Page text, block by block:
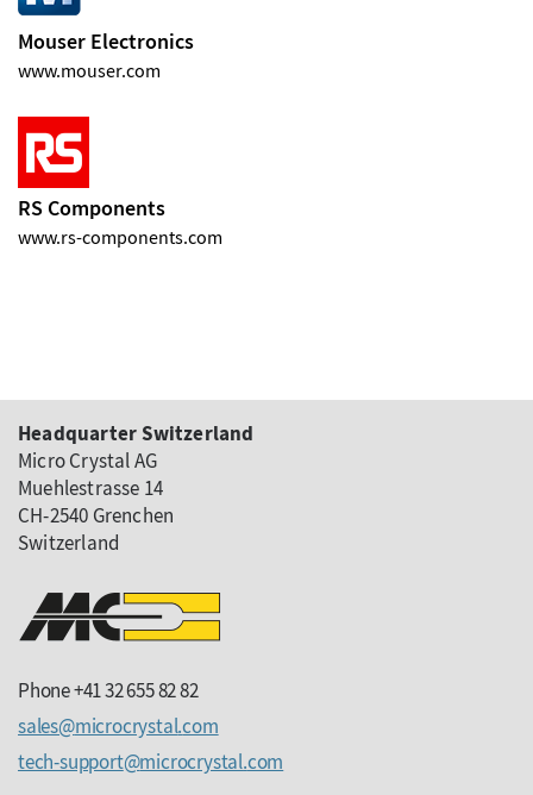
Mouser Electronics
www.mouser.com
RS Components
www.rs-components.com
Headquarter Switzerland
Micro Crystal AG
Muehlestrasse 14
CH-2540 Grenchen
Switzerland
Phone +41 32 655 82 82
sales
microcrystalcom
tech-support
microcrystalcom